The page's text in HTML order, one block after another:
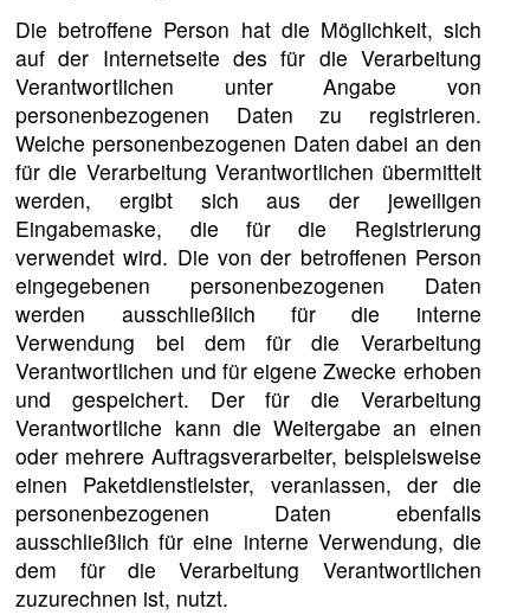
Die betroffene Person hat die Möglichkeit, sich
auf der Internetseite des für die Verarbeitung
Verantwortlichen unter Angabe von
personenbezogenen Daten zu registrieren.
Welche personenbezogenen Daten dabei an den
für die Verarbeitung Verantwortlichen übermittelt
werden, ergibt sich aus der jeweiligen
Eingabemaske, die für die Registrierung
verwendet wird. Die von der betroffenen Person
eingegebenen personenbezogenen Daten
werden ausschließlich für die interne
Verwendung bei dem für die Verarbeitung
Verantwortlichen und für eigene Zwecke erhoben
und gespeichert. Der für die Verarbeitung
Verantwortliche kann die Weitergabe an einen
oder mehrere Auftragsverarbeiter, beispielsweise
einen Paketdienstleister, veranlassen, der die
personenbezogenen Daten ebenfalls
ausschließlich für eine interne Verwendung, die
dem für die Verarbeitung Verantwortlichen
zuzurechnen ist, nutzt.